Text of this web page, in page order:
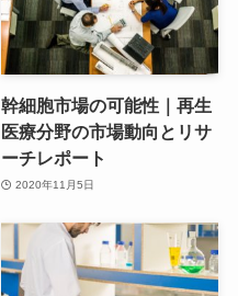
幹細胞市場の可能性｜再生
医療分野の市場動向とリサ
ーチレポート
2020年11月5日